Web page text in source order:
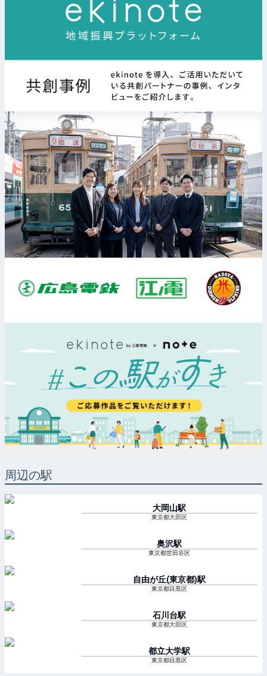
周辺の駅
大岡山駅
東京都大田区
奥沢駅
東京都世田谷区
自由が丘(東京都)駅
東京都目黒区
石川台駅
東京都大田区
都立大学駅
東京都目黒区